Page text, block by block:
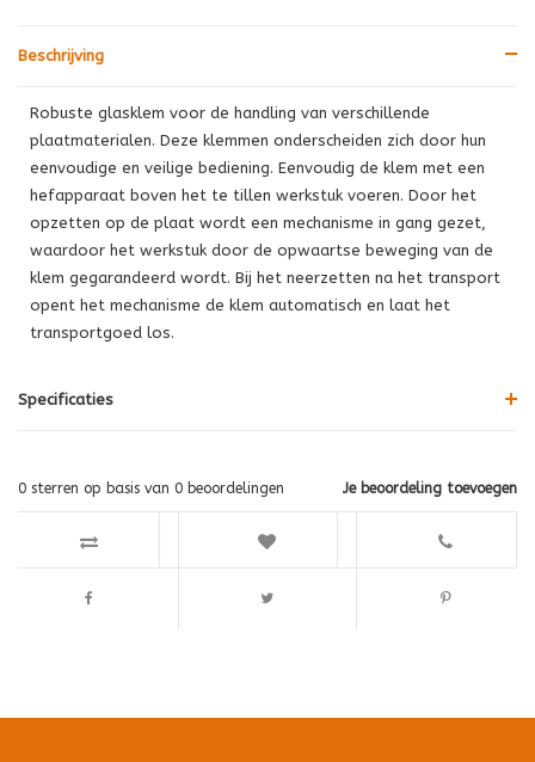
Beschrijving
Robuste glasklem voor de handling van verschillende
plaatmaterialen. Deze klemmen onderscheiden zich door hun
eenvoudige en veilige bediening. Eenvoudig de klem met een
hefapparaat boven het te tillen werkstuk voeren. Door het
opzetten op de plaat wordt een mechanisme in gang gezet,
waardoor het werkstuk door de opwaartse beweging van de
klem gegarandeerd wordt. Bij het neerzetten na het transport
opent het mechanisme de klem automatisch en laat het
transportgoed los.
Specificaties
Je beoordeling toevoegen
0 sterren op basis van 0 beoordelingen